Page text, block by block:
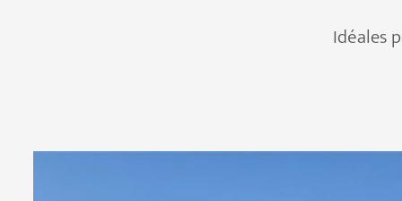
Idéales